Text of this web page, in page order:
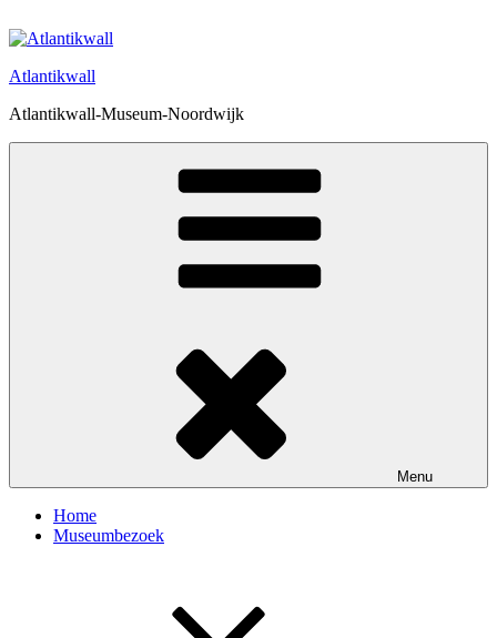
naar
inhoud
Atlantikwall
Atlantikwall-Museum-Noordwijk
Menu
Home
Museumbezoek